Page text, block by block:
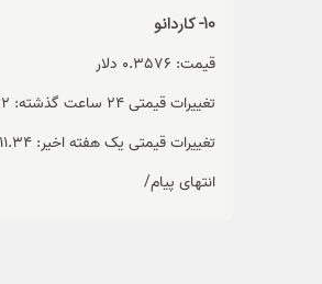
10- کاردانو
قیمت: 0.3576 دلار
تغییرات قیمتی 24 ساعت گذشته: 0.32 درصد افزایش
تغییرات قیمتی یک هفته اخیر: 11.34 درصد افزایش
انتهای پیام/